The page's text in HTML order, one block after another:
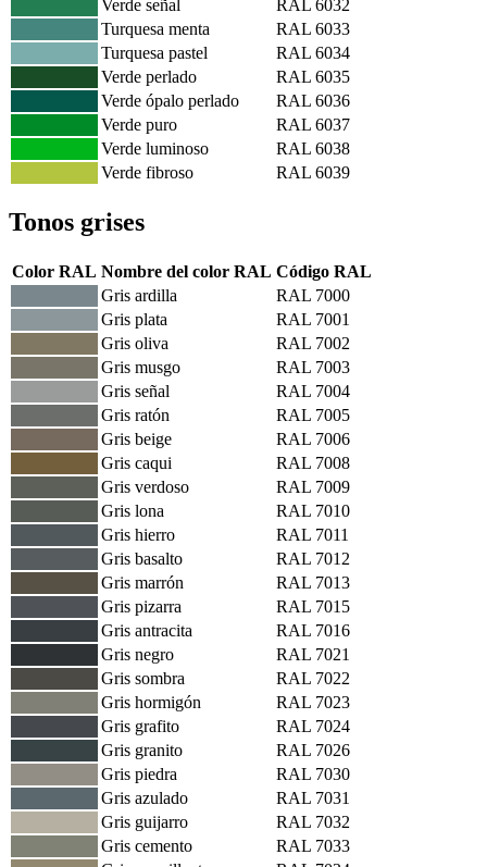
Verde señal
RAL 6032
Turquesa menta
RAL 6033
Turquesa pastel
RAL 6034
Verde perlado
RAL 6035
Verde ópalo perlado
RAL 6036
Verde puro
RAL 6037
Verde luminoso
RAL 6038
Verde fibroso
RAL 6039
Tonos grises
Color RAL Nombre del color RAL Código RAL
Gris ardilla
RAL 7000
Gris plata
RAL 7001
Gris oliva
RAL 7002
Gris musgo
RAL 7003
Gris señal
RAL 7004
Gris ratón
RAL 7005
Gris beige
RAL 7006
Gris caqui
RAL 7008
Gris verdoso
RAL 7009
Gris lona
RAL 7010
Gris hierro
RAL 7011
Gris basalto
RAL 7012
Gris marrón
RAL 7013
Gris pizarra
RAL 7015
Gris antracita
RAL 7016
Gris negro
RAL 7021
Gris sombra
RAL 7022
Gris hormigón
RAL 7023
Gris grafito
RAL 7024
Gris granito
RAL 7026
Gris piedra
RAL 7030
Gris azulado
RAL 7031
Gris guijarro
RAL 7032
Gris cemento
RAL 7033